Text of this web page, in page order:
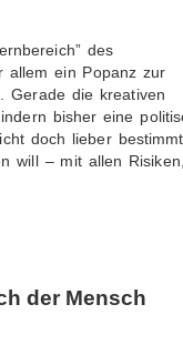
des
allem ein Popanz zur
Gerade die kreativen
bisher eine
doch lieber
will – mit allen
der Mensch